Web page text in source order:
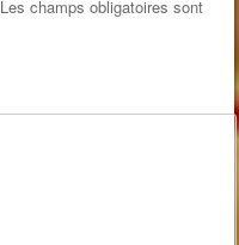
Les champs obligatoires sont